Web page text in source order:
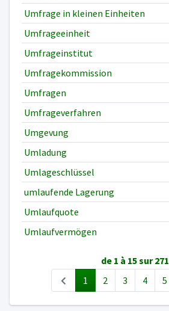
Umfrage in kleinen Einheiten
Umfrageeinheit
Umfrageinstitut
Umfragekommission
Umfragen
Umfrageverfahren
Umgevung
Umladung
Umlageschlüssel
umlaufende Lagerung
Umlaufquote
Umlaufvermögen
de 1 à 15 sur 271
1
2 3 4 5